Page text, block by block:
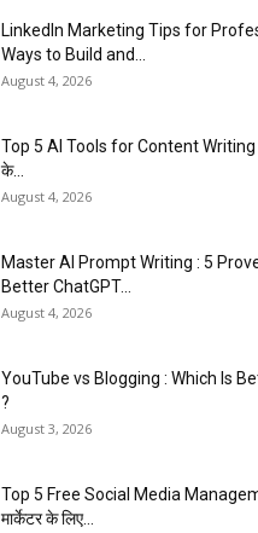
LinkedIn Marketing Tips for
Ways to Build and...
August 4, 2026
Top 5 AI Tools for Content Writing :
के...
August 4, 2026
Master AI Prompt Writing : 5
Better ChatGPT...
August 4, 2026
YouTube vs Blogging : Which Is
?
August 3, 2026
Top 5 Free Social Media
मार्केटर के लिए...